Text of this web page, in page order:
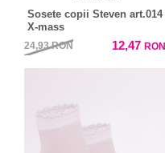
Sosete copii Steven art.014
X-mass
24,93RON 12,47 RON